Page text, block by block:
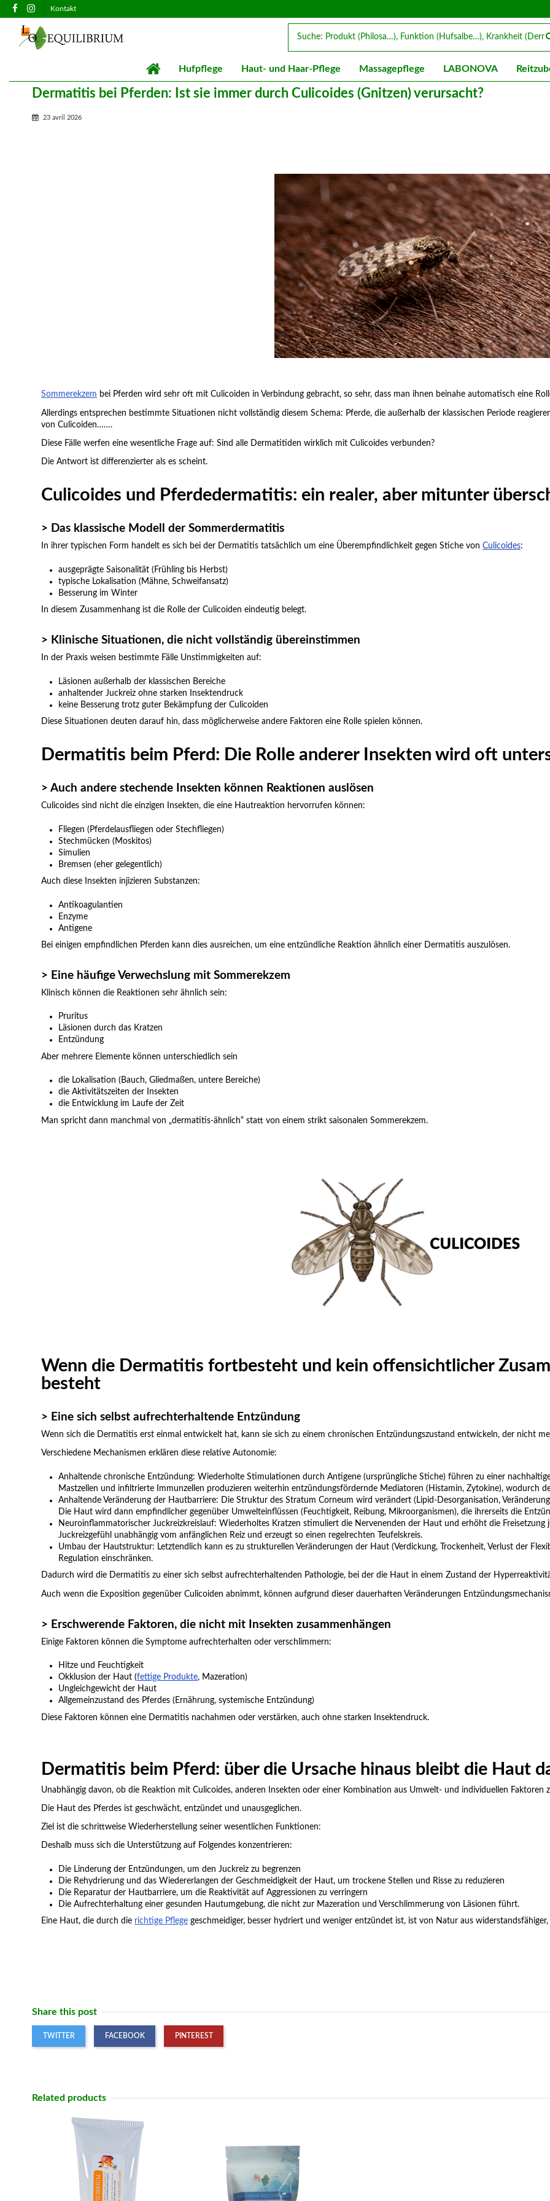
Kontakt
Hufpflege Haut- und Haar-Pflege Massagepflege LABONOVA
Dermatitis bei Pferden: Ist sie immer durch Culicoides (Gnitzen) verursacht?
23 avril 2026
Sommerekzem bei Pferden wird sehr oft mit Culicoiden in Verbindung gebracht, so sehr, dass man ihnen beinahe automatisch eine
Allerdings entsprechen bestimmte Situationen nicht vollständig diesem Schema: Pferde, die außerhalb der klassischen Periode
von Culicoiden…….
Diese Fälle werfen eine wesentliche Frage auf: Sind alle Dermatitiden wirklich mit Culicoides verbunden?
Die Antwort ist differenzierter als es scheint.
Culicoides und Pferdedermatitis: ein realer, aber mitunter
> Das klassische Modell der Sommerdermatitis
In ihrer typischen Form handelt es sich bei der Dermatitis tatsächlich um eine Überempfindlichkeit gegen Stiche von Culicoides:
ausgeprägte Saisonalität (Frühling bis Herbst)
typische Lokalisation (Mähne, Schweifansatz)
Besserung im Winter
In diesem Zusammenhang ist die Rolle der Culicoiden eindeutig belegt.
> Klinische Situationen, die nicht vollständig übereinstimmen
In der Praxis weisen bestimmte Fälle Unstimmigkeiten auf:
Läsionen außerhalb der klassischen Bereiche
anhaltender Juckreiz ohne starken Insektendruck
keine Besserung trotz guter Bekämpfung der Culicoiden
Diese Situationen deuten darauf hin, dass möglicherweise andere Faktoren eine Rolle spielen können.
Dermatitis beim Pferd: Die Rolle anderer Insekten wird oft
> Auch andere stechende Insekten können Reaktionen auslösen
Culicoides sind nicht die einzigen Insekten, die eine Hautreaktion hervorrufen können:
Fliegen (Pferdelausfliegen oder Stechfliegen)
Stechmücken (Moskitos)
Simulien
Bremsen (eher gelegentlich)
Auch diese Insekten injizieren Substanzen:
Antikoagulantien
Enzyme
Antigene
Bei einigen empfindlichen Pferden kann dies ausreichen, um eine entzündliche Reaktion ähnlich einer Dermatitis auszulösen.
> Eine häufige Verwechslung mit Sommerekzem
Klinisch können die Reaktionen sehr ähnlich sein:
Pruritus
Läsionen durch das Kratzen
Entzündung
Aber mehrere Elemente können unterschiedlich sein
die Lokalisation (Bauch, Gliedmaßen, untere Bereiche)
die Aktivitätszeiten der Insekten
die Entwicklung im Laufe der Zeit
Man spricht dann manchmal von „dermatitis-ähnlich“ statt von einem strikt saisonalen Sommerekzem.
Wenn die Dermatitis fortbesteht und kein offensichtlicher
besteht
> Eine sich selbst aufrechterhaltende Entzündung
Wenn sich die Dermatitis erst einmal entwickelt hat, kann sie sich zu einem chronischen Entzündungszustand entwickeln, der nicht
Verschiedene Mechanismen erklären diese relative Autonomie:
Anhaltende chronische Entzündung: Wiederholte Stimulationen durch Antigene (ursprüngliche Stiche) führen zu einer
Mastzellen und infiltrierte Immunzellen produzieren weiterhin entzündungsfördernde Mediatoren (Histamin, Zytokine), wodurch
Anhaltende Veränderung der Hautbarriere: Die Struktur des Stratum Corneum wird verändert (Lipid-Desorganisation,
Die Haut wird dann empfindlicher gegenüber Umwelteinflüssen (Feuchtigkeit, Reibung, Mikroorganismen), die ihrerseits die
Neuroinflammatorischer Juckreizkreislauf: Wiederholtes Kratzen stimuliert die Nervenenden der Haut und erhöht die Freisetzung
Juckreizgefühl unabhängig vom anfänglichen Reiz und erzeugt so einen regelrechten Teufelskreis.
Umbau der Hautstruktur: Letztendlich kann es zu strukturellen Veränderungen der Haut (Verdickung, Trockenheit, Verlust der
Regulation einschränken.
Dadurch wird die Dermatitis zu einer sich selbst aufrechterhaltenden Pathologie, bei der die Haut in einem Zustand der
Auch wenn die Exposition gegenüber Culicoiden abnimmt, können aufgrund dieser dauerhaften Veränderungen
> Erschwerende Faktoren, die nicht mit Insekten zusammenhängen
Einige Faktoren können die Symptome aufrechterhalten oder verschlimmern:
Hitze und Feuchtigkeit
Okklusion der Haut (fettige Produkte, Mazeration)
Ungleichgewicht der Haut
Allgemeinzustand des Pferdes (Ernährung, systemische Entzündung)
Diese Faktoren können eine Dermatitis nachahmen oder verstärken, auch ohne starken Insektendruck.
Dermatitis beim Pferd: über die Ursache hinaus bleibt die Haut
Unabhängig davon, ob die Reaktion mit Culicoides, anderen Insekten oder einer Kombination aus Umwelt- und individuellen Faktoren
Die Haut des Pferdes ist geschwächt, entzündet und unausgeglichen.
Ziel ist die schrittweise Wiederherstellung seiner wesentlichen Funktionen:
Deshalb muss sich die Unterstützung auf Folgendes konzentrieren:
Die Linderung der Entzündungen, um den Juckreiz zu begrenzen
Die Rehydrierung und das Wiedererlangen der Geschmeidigkeit der Haut, um trockene Stellen und Risse zu reduzieren
Die Reparatur der Hautbarriere, um die Reaktivität auf Aggressionen zu verringern
Die Aufrechterhaltung einer gesunden Hautumgebung, die nicht zur Mazeration und Verschlimmerung von Läsionen führt.
Eine Haut, die durch die richtige Pflege geschmeidiger, besser hydriert und weniger entzündet ist, ist von Natur aus
Share this post
TWITTER FACEBOOK PINTEREST
Related products